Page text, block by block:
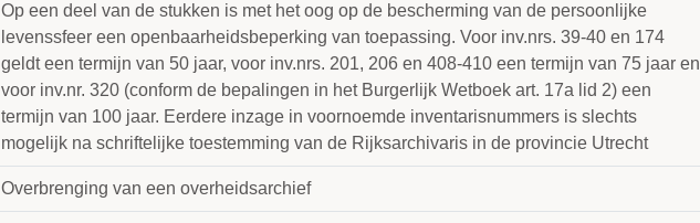
Op een deel van de stukken is met het oog op de bescherming van de persoonlijke
levenssfeer een openbaarheidsbeperking van toepassing. Voor inv.nrs. 39-40 en 174
geldt een termijn van 50 jaar, voor inv.nrs. 201, 206 en 408-410 een termijn van 75 jaar en
voor inv.nr. 320 (conform de bepalingen in het Burgerlijk Wetboek art. 17a lid 2) een
termijn van 100 jaar. Eerdere inzage in voornoemde inventarisnummers is slechts
mogelijk na schriftelijke toestemming van de Rijksarchivaris in de provincie Utrecht
Overbrenging van een overheidsarchief